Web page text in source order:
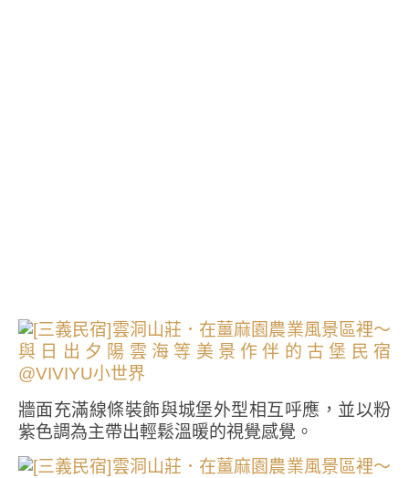
牆面充滿線條裝飾與城堡外型相互呼應，並以粉
紫色調為主帶出輕鬆溫暖的視覺感覺。